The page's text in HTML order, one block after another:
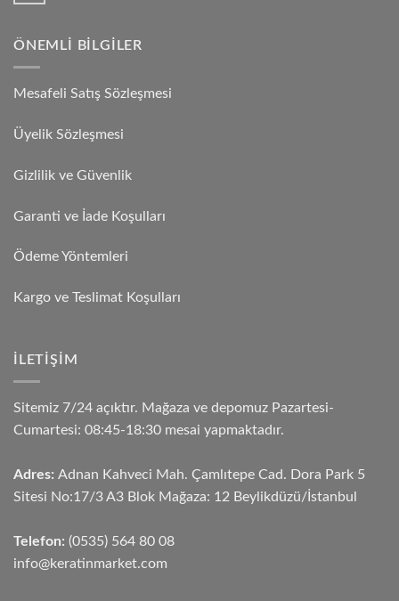
ÖNEMLI BILGILER
Mesafeli Satış Sözleşmesi
Üyelik Sözleşmesi
Gizlilik ve Güvenlik
Garanti ve İade Koşulları
Ödeme Yöntemleri
Kargo ve Teslimat Koşulları
İLETIŞIM
Sitemiz 7/24 açıktır. Mağaza ve depomuz Pazartesi-
Cumartesi: 08:45-18:30 mesai yapmaktadır.
Adres: Adnan Kahveci Mah. Çamlıtepe Cad. Dora Park 5
Sitesi No:17/3 A3 Blok Mağaza: 12 Beylikdüzü/İstanbul
Telefon: (0535) 564 80 08
info@keratinmarket.com